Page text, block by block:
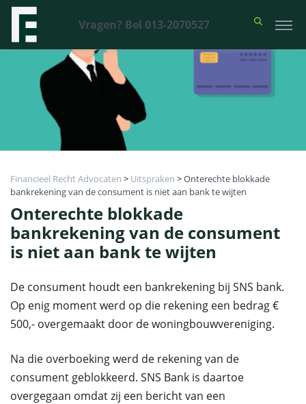
Vragen? Bel 013-2070527
Financieel Recht Advocaten > Uitspraken >Onterechte blokkade
bankrekening van de consument is niet aan bank te wijten
Onterechte blokkade
bankrekening van de consument
is niet aan bank te wijten
De consument houdt een bankrekening bij SNS bank.
Op enig moment werd op die rekening een bedrag €
500,- overgemaakt door de woningbouwvereniging.
Na die overboeking werd de rekening van de
consument geblokkeerd. SNS Bank is daartoe
overgegaan omdat zij een bericht van een